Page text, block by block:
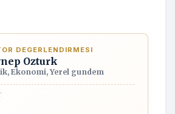
DEGERLENDIRMESI
Ozturk
Ekonomi, Yerel gundem